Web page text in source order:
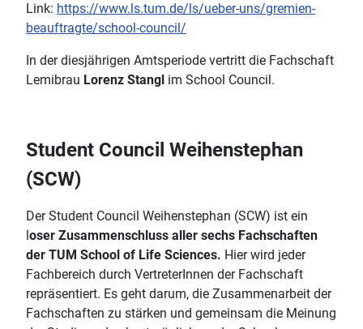
Link: https://www.ls.tum.de/ls/ueber-uns/gremien-
beauftragte/school-council/
In der diesjährigen Amtsperiode vertritt die Fachschaft
Lemibrau Lorenz Stangl im School Council.
Student Council Weihenstephan
(SCW)
Der Student Council Weihenstephan (SCW) ist ein
loser Zusammenschluss aller sechs Fachschaften
der TUM School of Life Sciences. Hier wird jeder
Fachbereich durch VertreterInnen der Fachschaft
repräsentiert. Es geht darum, die Zusammenarbeit der
Fachschaften zu stärken und gemeinsam die Meinung